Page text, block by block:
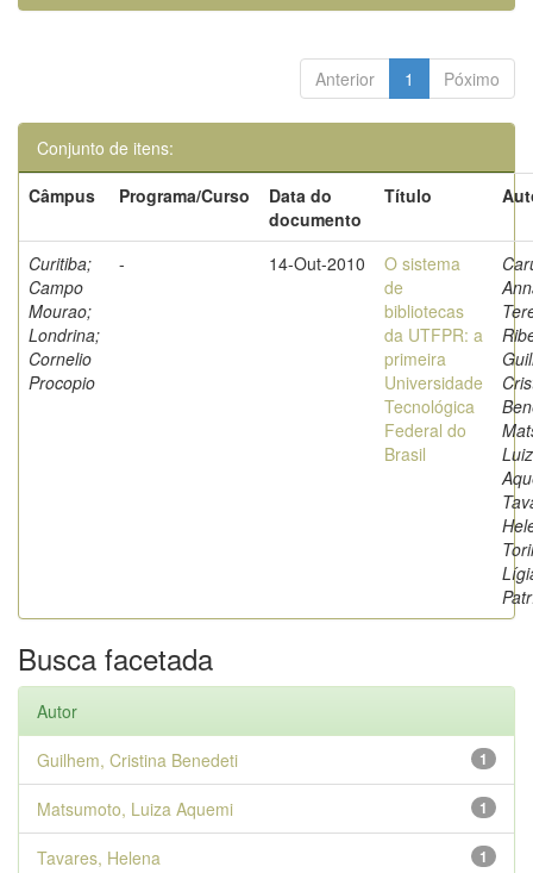
Anterior 1 Póximo
Conjunto de itens:
Câmpus
Programa/Curso
Data do
documento
Título
Curitiba;
Campo
Mourao;
Londrina;
Cornelio
Procopio
- 14-Out-2010
O sistema
de
bibliotecas
da UTFPR: a
primeira
Universidade
Tecnológica
Federal do
Brasil
Busca facetada
Autor
1
Guilhem, Cristina Benedeti
1
Matsumoto, Luiza Aquemi
1
Tavares, Helena